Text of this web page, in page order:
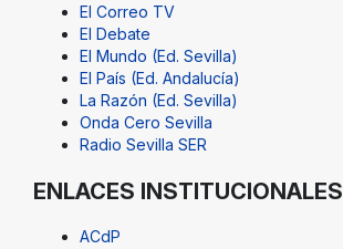
El Correo TV
El Debate
El Mundo (Ed. Sevilla)
El País (Ed. Andalucía)
La Razón (Ed. Sevilla)
Onda Cero Sevilla
Radio Sevilla SER
ENLACES INSTITUCIONALES
ACdP